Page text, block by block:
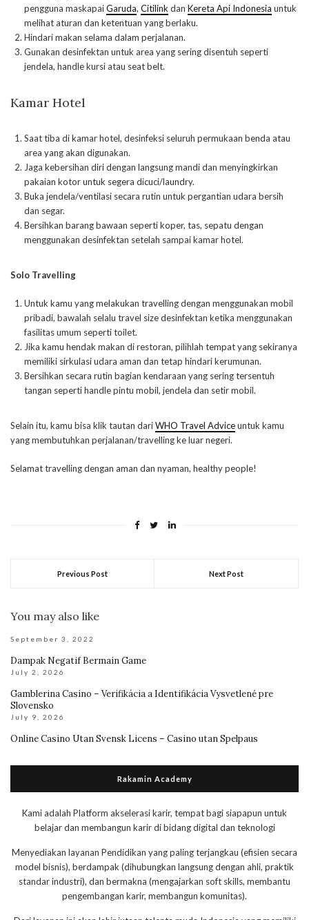
pengguna maskapaiGaruda, Citilink dan Kereta Api Indonesia untuk
melihat aturan dan ketentuan yang berlaku.
Hindari makan selama dalam perjalanan.
Gunakan desinfektan untuk area yang sering disentuh seperti
jendela, handle kursi atau seat belt.
Kamar Hotel
Saat tiba di kamar hotel, desinfeksi seluruh permukaan benda atau
area yang akan digunakan.
Jaga kebersihan diri dengan langsung mandi dan menyingkirkan
pakaian kotor untuk segera dicuci/laundry.
Buka jendela/ventilasi secara rutin untuk pergantian udara bersih
dan segar.
Bersihkan barang bawaan seperti koper, tas, sepatu dengan
menggunakan desinfektan setelah sampai kamar hotel.
Solo Travelling
Untuk kamu yang melakukan travelling dengan menggunakan mobil
pribadi, bawalah selalu travel size desinfektan ketika menggunakan
fasilitas umum seperti toilet.
Jika kamu hendak makan di restoran, pilihlah tempat yang sekiranya
memiliki sirkulasi udara aman dan tetap hindari kerumunan.
Bersihkan secara rutin bagian kendaraan yang sering tersentuh
tangan seperti handle pintu mobil, jendela dan setir mobil.
Selain itu, kamu bisa klik tautan dariWHO Travel Adviceuntuk kamu
yang membutuhkan perjalanan/travelling ke luar negeri.
Selamat travelling dengan aman dan nyaman, healthy people!
Previous Post Next Post
You may also like
September 3, 2022
Dampak Negatif Bermain Game
July 2, 2026
Gamblerina Casino – Verifikácia a Identifikácia Vysvetlené pre
Slovensko
July 9, 2026
Online Casino Utan Svensk Licens – Casino utan Spelpaus
Rakamin Academy
Kami adalah Platform akselerasi karir, tempat bagi siapapun untuk
belajar dan membangun karir di bidang digital dan teknologi
Menyediakan layanan Pendidikan yang paling terjangkau (efisien secara
model bisnis), berdampak (dihubungkan langsung dengan ahli, praktik
standar industri), dan bermakna (mengajarkan soft skills, membantu
pengembangan karir, membangun komunitas).